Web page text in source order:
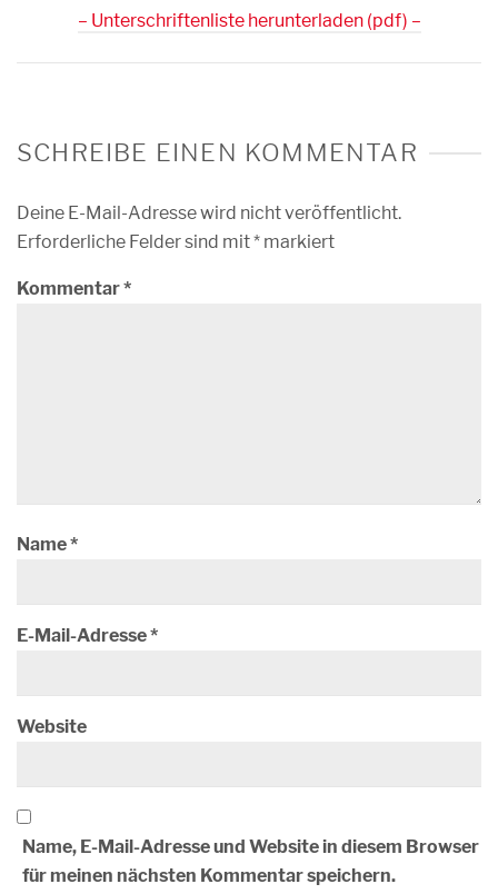
– Unterschriftenliste herunterladen (pdf) –
SCHREIBE EINEN KOMMENTAR
Deine E-Mail-Adresse wird nicht veröffentlicht.
Erforderliche Felder sind mit* markiert
Kommentar*
Name*
E-Mail-Adresse*
Website
Name, E-Mail-Adresse und Website in diesem Browser
für meinen nächsten Kommentar speichern.